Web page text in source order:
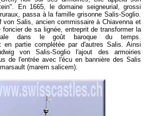
En 1665, le domaine seigneurial, grossi
passa à la famille grisonne Salis-Soglio.
von Salis, ancien commissaire à Chiavenna et
foncier de sa lignée, entreprit de transformer la
dans le goût baroque du temps.
en partie complétée par d'autres Salis. Ainsi
von Salis-Soglio l'ajout des armoiries
de l'entrée avec l'écu en bannière des Salis
(marem salicem).